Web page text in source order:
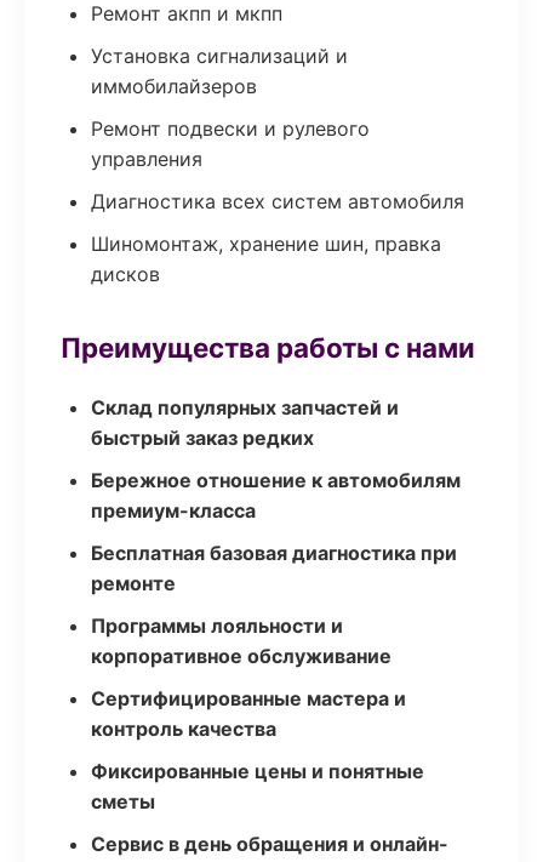
Ремонт акпп и мкпп
Установка сигнализаций и
иммобилайзеров
Ремонт подвески и рулевого
управления
Диагностика всех систем автомобиля
Шиномонтаж, хранение шин, правка
дисков
Преимущества работы с нами
Склад популярных запчастей и
быстрый заказ редких
Бережное отношение к автомобилям
премиум-класса
Бесплатная базовая диагностика при
ремонте
Программы лояльности и
корпоративное обслуживание
Сертифицированные мастера и
контроль качества
Фиксированные цены и понятные
сметы
Сервис в день обращения и онлайн-